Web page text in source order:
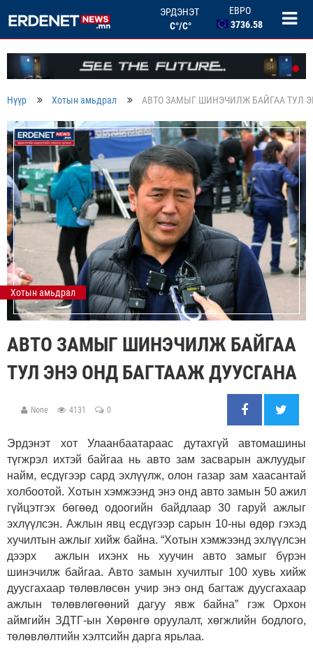
ЭРДЭНЭТ
C°/C°
БНХАУ ЮАНЬ
506.33
ОХУ РУБЛЬ
46.46
БНСУ ВОН
Нүүр
Хотын амьдрал АВТО ЗАМЫГ ШИНЭЧИЛЖ БАЙГАА ТУЛ
Хотын амьдрал
АВТО ЗАМЫГ ШИНЭЧИЛЖ БАЙГАА
ТУЛ ЭНЭ ОНД БАГТААЖ ДУУСГАНА
None 4131 0
Эрдэнэт хот Улаанбаатараас дутахгүй автомашины
түгжрэл ихтэй байгаа нь авто зам засварын ажлуудыг
найм, есдүгээр сард эхлүүлж, олон газар зам хаасантай
холбоотой. Хотын хэмжээнд энэ онд авто замын 50 ажил
гүйцэтгэх бөгөөд одоогийн байдлаар 30 гаруй ажлыг
эхлүүлсэн. Ажлын явц есдүгээр сарын 10-ны өдөр гэхэд
хучилтын ажлыг хийж байна. “Хотын хэмжээнд эхлүүлсэн
дээрх ажлын ихэнх нь хуучин авто замыг бүрэн
шинэчилж байгаа. Авто замын хучилтыг 100 хувь хийж
дуусгахаар төлөвлөсөн учир энэ онд багтаж дуусгахаар
ажлын төлөвлөгөөний дагуу явж байна” гэж Орхон
аймгийн ЗДТГ-ын Хөрөнгө оруулалт, хөгжлийн бодлого,
төлөвлөлтийн хэлтсийн дарга ярьлаа.